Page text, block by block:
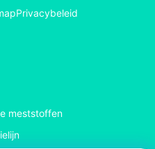
Privacybeleid
meststoffen